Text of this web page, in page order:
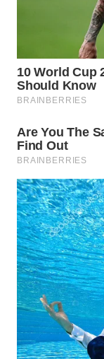
WN
BOROBUDUR
WN
MADURA
WN
SURABAYA
WN
NATUNA
WN
BINTAN
WN